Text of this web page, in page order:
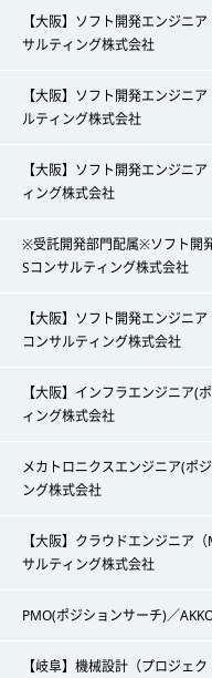
【大阪】ソフト開発エンジニ
サルティング株式会社
【大阪】ソフト開発エンジニ
ルティング株式会社
【大阪】ソフト開発エンジニ
ィング株式会社
※受託開発部門配属※ソフト開
Sコンサルティング株式会社
【大阪】ソフト開発エンジニ
コンサルティング株式会社
【大阪】インフラエンジニア(
ィング株式会社
メカトロニクスエンジニア(ポ
ング株式会社
【大阪】クラウドエンジニア
サルティング株式会社
PMO(ポジションサーチ)／
【岐阜】機械設計（プロジェ